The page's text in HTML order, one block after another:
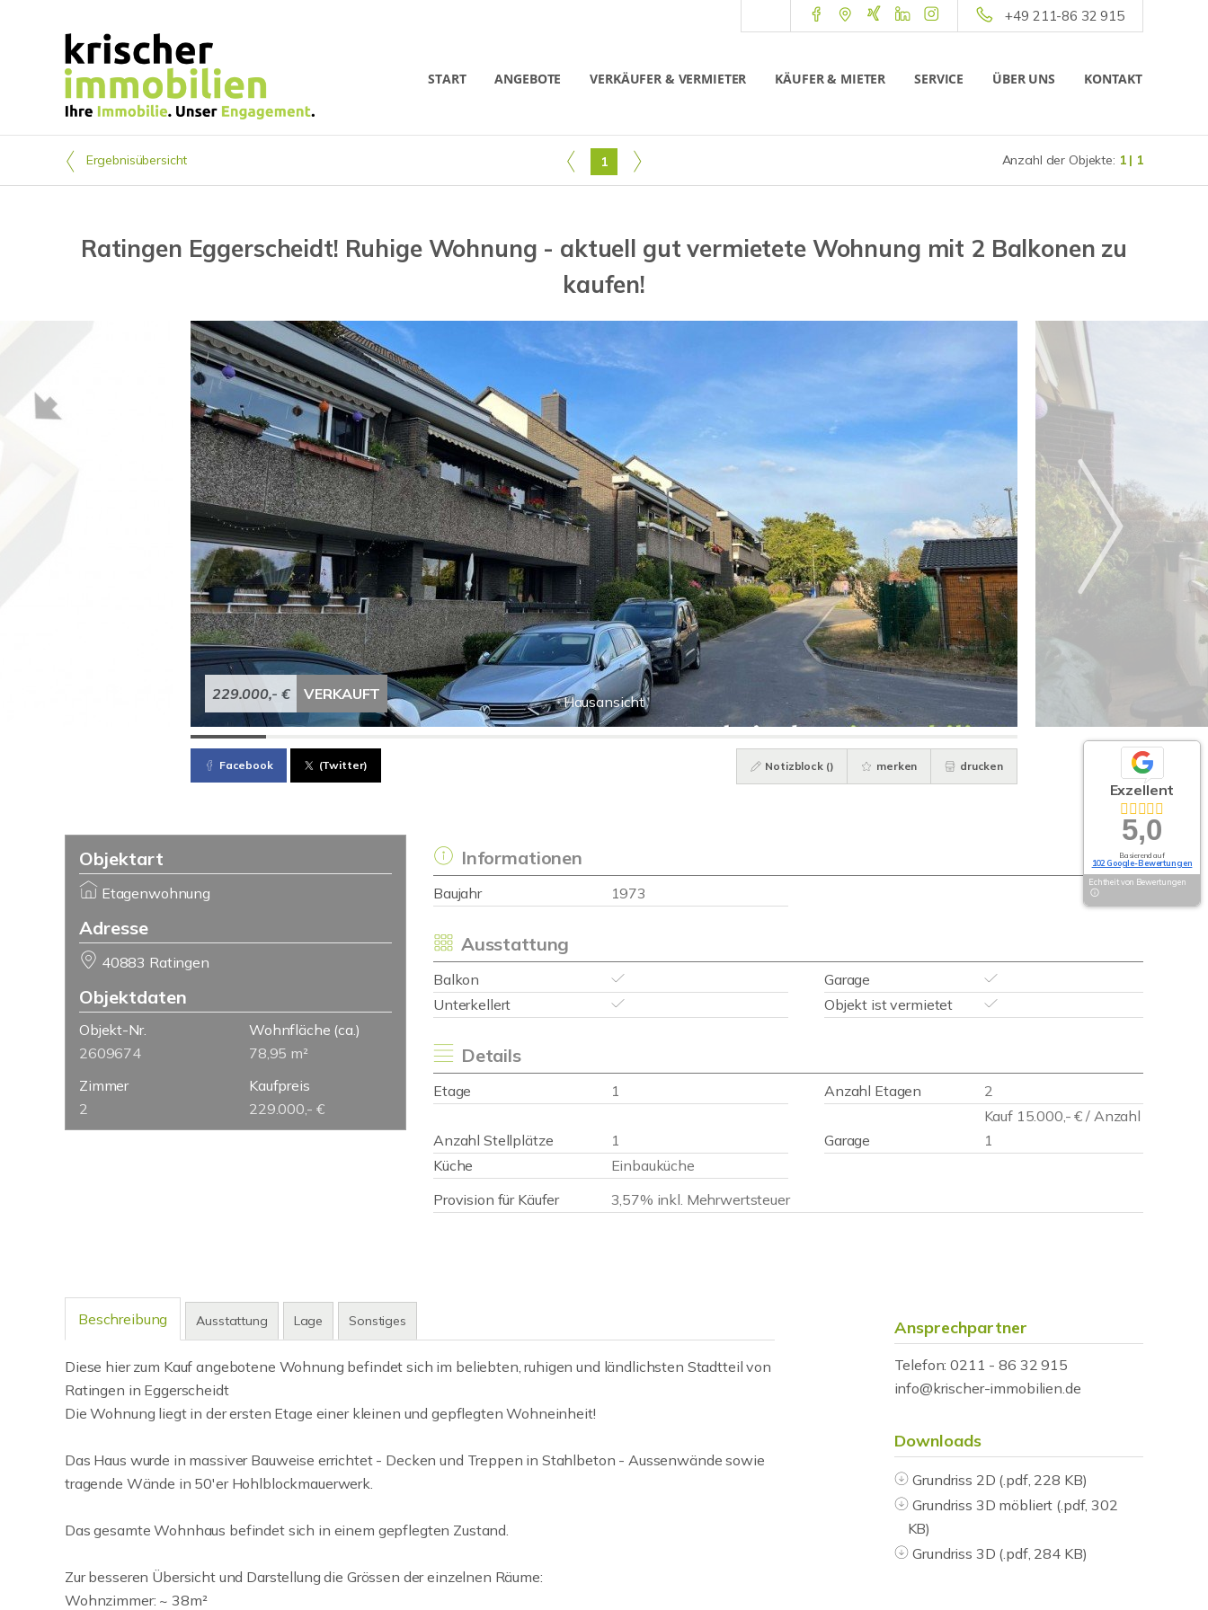
+49 211-86 32 915
START ANGEBOTE VERKÄUFER & VERMIETER KÄUFER & MIETER SERVICE ÜBER UNS KONTAKT
Ergebnisübersicht 1 Anzahl der Objekte: 1 | 1
Ratingen Eggerscheidt! Ruhige Wohnung - aktuell gut vermietete Wohnung mit 2 Balkonen zu
kaufen!
Hausansicht
229.000,- € VERKAUFT
Facebook (Twitter) Notizblock () merken drucken
Objektart
Etagenwohnung
Adresse
40883 Ratingen
Objektdaten
Objekt-Nr.
2609674
Wohnfläche (ca.)
78,95 m²
Zimmer
2
Kaufpreis
229.000,- €
Informationen
Baujahr 1973
Ausstattung
Balkon
Garage
Unterkellert
Objekt ist vermietet
Details
Etage 1 Anzahl Etagen 2
Anzahl Stellplätze 1 Garage
Kauf 15.000,- € / Anzahl
1
Küche
Einbauküche
Provision für Käufer
3,57% inkl. Mehrwertsteuer
Beschreibung Ausstattung Lage Sonstiges
Diese hier zum Kauf angebotene Wohnung befindet sich im beliebten, ruhigen und ländlichsten Stadtteil von
Ratingen in Eggerscheidt
Die Wohnung liegt in der ersten Etage einer kleinen und gepflegten Wohneinheit!
Das Haus wurde in massiver Bauweise errichtet - Decken und Treppen in Stahlbeton - Aussenwände sowie
tragende Wände in 50'er Hohlblockmauerwerk.
Das gesamte Wohnhaus befindet sich in einem gepflegten Zustand.
Zur besseren Übersicht und Darstellung die Grössen der einzelnen Räume:
Wohnzimmer: ~ 38m²
Ansprechpartner
Telefon: 0211 - 86 32 915
info@krischer-immobilien.de
Downloads
Grundriss 2D (.pdf, 228 KB)
Grundriss 3D möbliert (.pdf, 302
KB)
Grundriss 3D (.pdf, 284 KB)
Exzellent
5,0
Basierend auf
102 Google-Bewertungen
Echtheit von Bewertungen